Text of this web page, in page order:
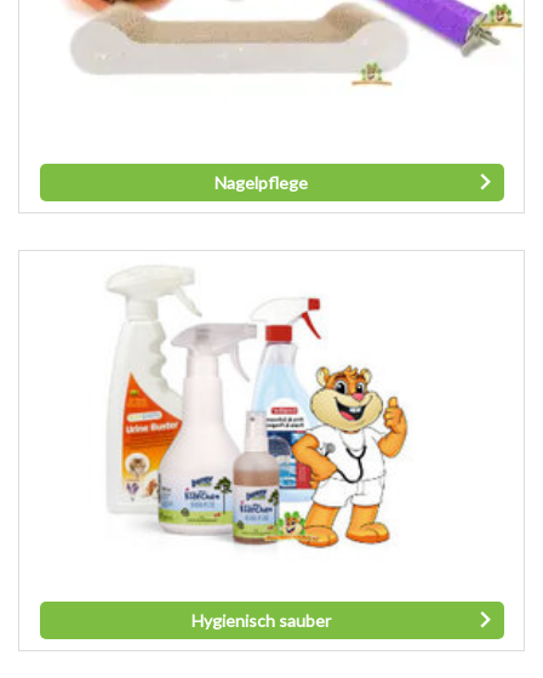
Nagelpflege
Hygienisch sauber